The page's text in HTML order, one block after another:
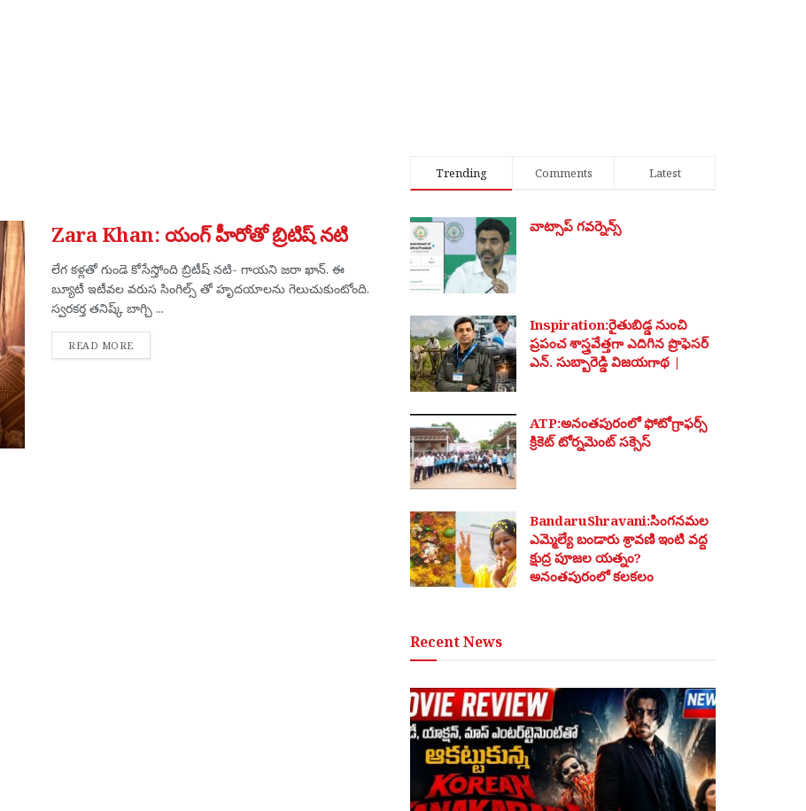
Zara Khan: యంగ్ హీరోతో బ్రిటిష్ నటి
లేగ క‌ళ్ల‌తో గుండె కోసేస్తోంది బ్రిటీష్ న‌టి- గాయ‌ని జ‌రా ఖాన్. ఈ
బ్యూటీ ఇటీవ‌ల వ‌రుస సింగిల్స్ తో హృద‌యాల‌ను గెలుచుకుంటోంది.
స్వరకర్త తనిష్క్ బాగ్చి ...
READ MOREDETAILS
Trending Comments Latest
వాట్సాప్ గవర్నెన్స్
Inspiration:రైతుబిడ్డ నుంచి
ప్రపంచ శాస్త్రవేత్తగా ఎదిగిన ప్రొఫెసర్
ఎన్. సుబ్బారెడ్డి విజయగాథ |
ATP:అనంతపురంలో ఫోటోగ్రాఫర్స్
క్రికెట్ టోర్నమెంట్ సక్సెస్
BandaruShravani:సింగనమల
ఎమ్మెల్యే బండారు శ్రావణి ఇంటి వద్ద
క్షుద్ర పూజల యత్నం?
అనంతపురంలో కలకలం
Recent News